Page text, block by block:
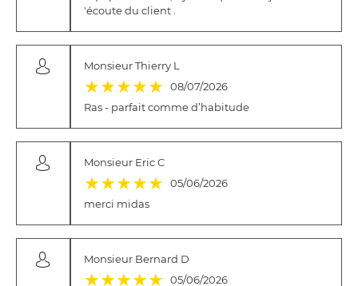
'écoute du client .
Monsieur Thierry L
(*)
★ (*)
★ (*)
★ (*)
★ (*)
★
08/07/2026
Ras - parfait comme d’habitude
Monsieur Eric C
(*)
★ (*)
★ (*)
★ (*)
★ (*)
★
05/06/2026
merci midas
Monsieur Bernard D
(*)
★ (*)
★ (*)
★ (*)
★ (*)
★
05/06/2026